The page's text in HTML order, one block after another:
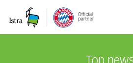
note: